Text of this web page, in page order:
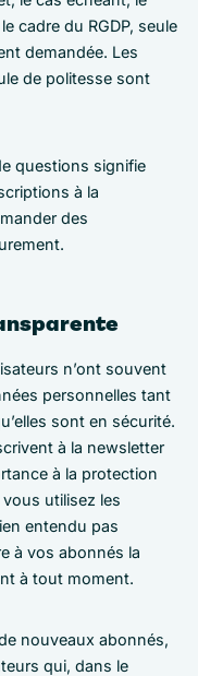
cadre du RGDP, seule
demandée. Les
de politesse sont
questions signifie
à la
des
n’ont souvent
personnelles tant
sont en sécurité.
à la newsletter
à la protection
utilisez les
entendu pas
à vos abonnés la
à tout moment.
nouveaux abonnés,
qui, dans le